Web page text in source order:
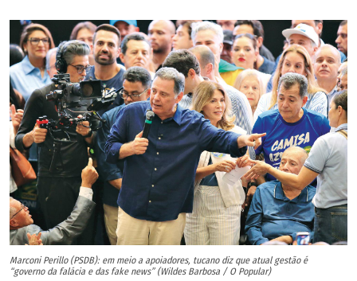
Marconi Perillo (PSDB): em meio a apoiadores, tucano diz que atual gestão é
“governo da falácia e das fake news” (Wildes Barbosa / O Popular)